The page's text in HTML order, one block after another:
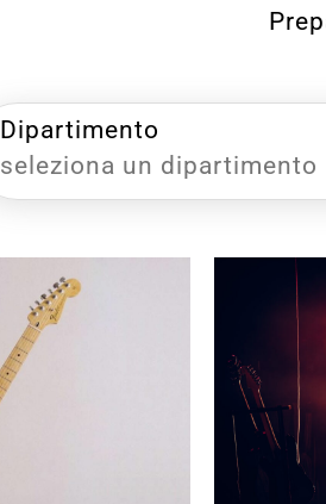
Dipartimento
seleziona un dipartimento